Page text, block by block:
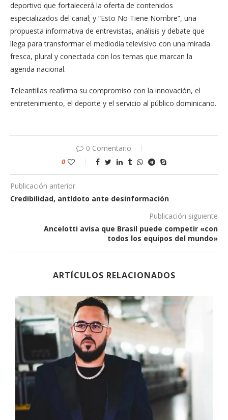
deportivo que fortalecerá la oferta de contenidos
especializados del canal; y “Esto No Tiene Nombre”, una
propuesta informativa de entrevistas, análisis y debate que
llega para transformar el mediodía televisivo con una mirada
fresca, plural y conectada con los temas que marcan la
agenda nacional.
Teleantillas reafirma su compromiso con la innovación, el
entretenimiento, el deporte y el servicio al público dominicano.
0 Comentario
0
Publicación anterior
Credibilidad, antídoto ante desinformación
Publicación siguiente
Ancelotti avisa que Brasil puede competir «con
todos los equipos del mundo»
ARTÍCULOS RELACIONADOS